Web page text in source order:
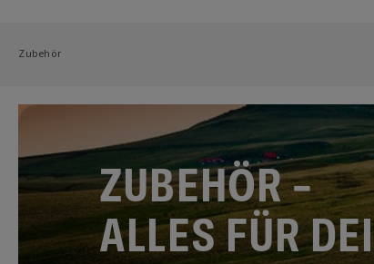
Zubehör
ZUBEHÖR –
ALLES FÜR